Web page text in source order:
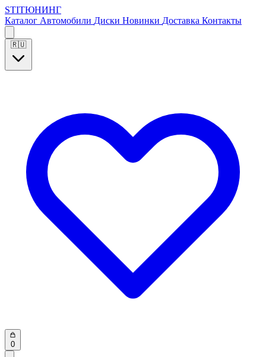
STIТЮНИНГ
Каталог Автомобили Диски Новинки Доставка Контакты
🇷🇺
0